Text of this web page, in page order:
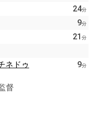
24分
9分
21 分
ネドゥ 9分
督